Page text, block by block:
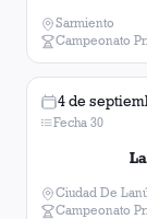
Sarmiento
Campeonato
4 de
Fecha 30
Ciudad De
Campeonato